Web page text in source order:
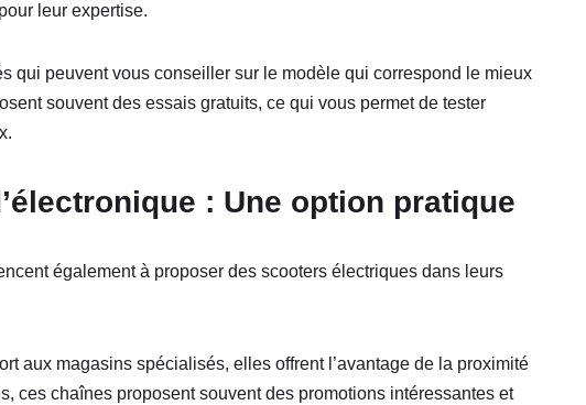
leur expertise.
qui peuvent vous conseiller sur le modèle qui correspond le mieux
souvent des essais gratuits, ce qui vous permet de tester
: Une option pratique
également à proposer des scooters électriques dans leurs
aux magasins spécialisés, elles offrent l’avantage de la proximité
ces chaînes proposent souvent des promotions intéressantes et